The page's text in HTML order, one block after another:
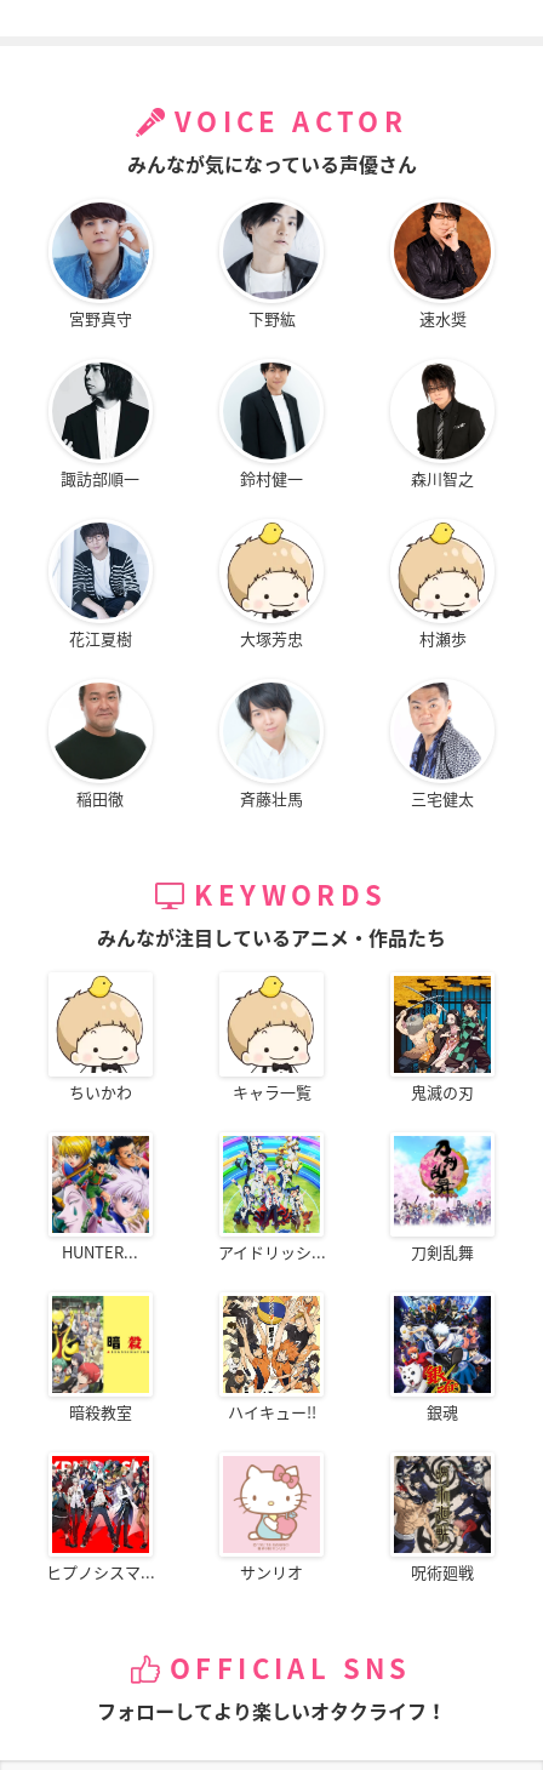
VOICE ACTOR
みんなが気になっている声優さん
宮野真守 下野紘 速水奨
諏訪部順一 鈴村健一 森川智之
花江夏樹 大塚芳忠 村瀬歩
稲田徹 斉藤壮馬 三宅健太
KEYWORDS
みんなが注目しているアニメ・作品たち
ちいかわ キャラ一覧 鬼滅の刃
HUNTER... アイドリッシ... 刀剣乱舞
暗殺教室 ハイキュー!! 銀魂
ヒプノシスマ... サンリオ 呪術廻戦
OFFICIAL SNS
フォローしてより楽しいオタクライフ！